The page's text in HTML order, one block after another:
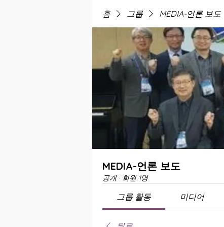
홈 그룹 MEDIA-언론 보도
MEDIA-언론 보도
공개 · 회원 1명
그룹 활동 미디어